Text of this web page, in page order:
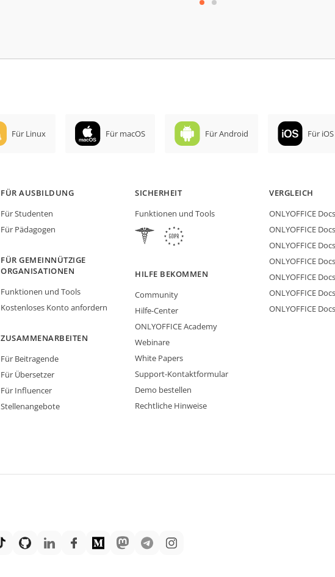
Für Linux Für macOS Für Android Für iOS
FÜR AUSBILDUNG
Für Studenten
Für Pädagogen
FÜR GEMEINNÜTZIGE
ORGANISATIONEN
Funktionen und Tools
Kostenloses Konto anfordern
ZUSAMMENARBEITEN
Für Beitragende
Für Übersetzer
Für Influencer
Stellenangebote
SICHERHEIT
Funktionen und Tools
HILFE BEKOMMEN
Community
Hilfe-Center
ONLYOFFICE Academy
Webinare
White Papers
Support-Kontaktformular
Demo bestellen
Rechtliche Hinweise
VERGLEICH
ONLYOFFICE
ONLYOFFICE
ONLYOFFICE
ONLYOFFICE
ONLYOFFICE
ONLYOFFICE
ONLYOFFICE